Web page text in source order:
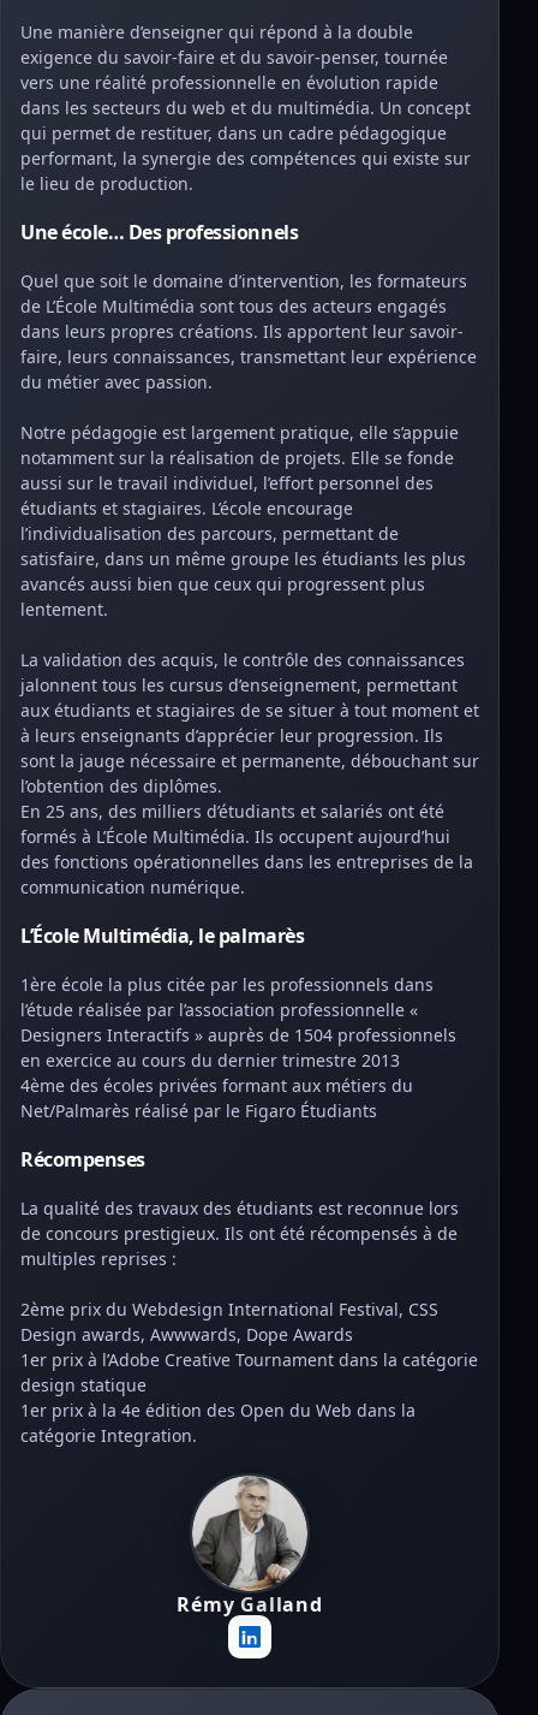
Une manière d’enseigner qui répond à la double
exigence du savoir-faire et du savoir-penser, tournée
vers une réalité professionnelle en évolution rapide
dans les secteurs du web et du multimédia. Un concept
qui permet de restituer, dans un cadre pédagogique
performant, la synergie des compétences qui existe sur
le lieu de production.
Une école… Des professionnels
Quel que soit le domaine d’intervention, les formateurs
de L’École Multimédia sont tous des acteurs engagés
dans leurs propres créations. Ils apportent leur savoir-
faire, leurs connaissances, transmettant leur expérience
du métier avec passion.
Notre pédagogie est largement pratique, elle s’appuie
notamment sur la réalisation de projets. Elle se fonde
aussi sur le travail individuel, l’effort personnel des
étudiants et stagiaires. L’école encourage
l’individualisation des parcours, permettant de
satisfaire, dans un même groupe les étudiants les plus
avancés aussi bien que ceux qui progressent plus
lentement.
La validation des acquis, le contrôle des connaissances
jalonnent tous les cursus d’enseignement, permettant
aux étudiants et stagiaires de se situer à tout moment et
à leurs enseignants d’apprécier leur progression. Ils
sont la jauge nécessaire et permanente, débouchant sur
l’obtention des diplômes.
En 25 ans, des milliers d’étudiants et salariés ont été
formés à L’École Multimédia. Ils occupent aujourd’hui
des fonctions opérationnelles dans les entreprises de la
communication numérique.
L’École Multimédia, le palmarès
1ère école la plus citée par les professionnels dans
l’étude réalisée par l’association professionnelle «
Designers Interactifs » auprès de 1504 professionnels
en exercice au cours du dernier trimestre 2013
4ème des écoles privées formant aux métiers du
Net/Palmarès réalisé par le Figaro Étudiants
Récompenses
La qualité des travaux des étudiants est reconnue lors
de concours prestigieux. Ils ont été récompensés à de
multiples reprises :
2ème prix du Webdesign International Festival, CSS
Design awards, Awwwards, Dope Awards
1er prix à l’Adobe Creative Tournament dans la catégorie
design statique
1er prix à la 4e édition des Open du Web dans la
catégorie Integration.
Rémy Galland